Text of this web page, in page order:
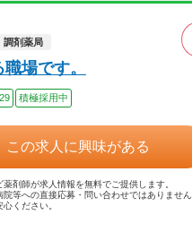
調剤薬局
場です。
積極採用中
この求人に興味がある
薬剤師が求人情報を無料でご提供します。
院等への直接応募・問い合わせではありません
ください。